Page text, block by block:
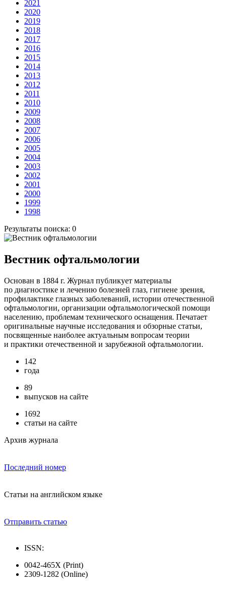
2021
2020
2019
2018
2017
2016
2015
2014
2013
2012
2011
2010
2009
2008
2007
2006
2005
2004
2003
2002
2001
2000
1999
1998
Результаты поиска: 0
Вестник офтальмологии
Основан в 1884 г. Журнал публикует материалы
по диагностике и лечению болезней глаз, гигиене зрения,
профилактике глазных заболеваний, истории отечественной
офтальмологии, организации офтальмологической помощи
населению, проблемам технического оснащения. Печатает
оригинальные научные исследования и обзорные статьи,
посвященные наиболее актуальным вопросам теории
и практики отечественной и зарубежной офтальмологии.
142
года
89
выпусков на сайте
1692
статьи на сайте
Архив журнала
Последний номер
Статьи на английском языке
Отправить статью
ISSN:
0042-465X (Print)
2309-1282 (Online)